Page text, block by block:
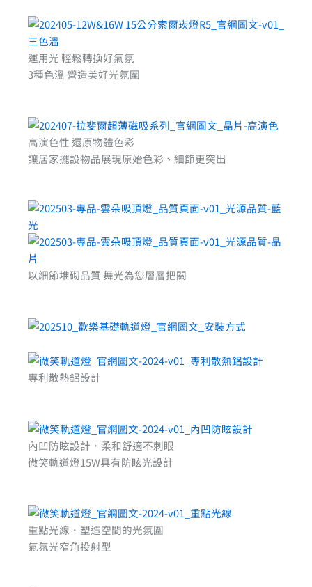
運用光 輕鬆轉換好氣氛
3種色溫 營造美好光氛圍
高演色性 還原物體色彩
讓居家擺設物品展現原始色彩、細節更突出
以細節堆砌品質 舞光為您層層把關
專利散熱鋁設計
內凹防眩設計．柔和舒適不刺眼
微笑軌道燈15W具有防眩光設計
重點光線．塑造空間的光氛圍
氣氛光窄角投射型